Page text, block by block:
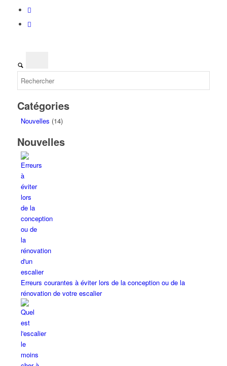
Catégories
Nouvelles (14)
Nouvelles
Erreurs courantes à éviter lors de la conception ou de la
rénovation de votre escalier